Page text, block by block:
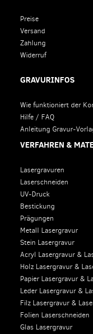
Preise
Versand
Zahlung
Widerruf
GRAVURINFOS
Wie funktioniert der
Hilfe / FAQ
Anleitung Gravur-
VERFAHREN &
Lasergravuren
Laserschneiden
UV-Druck
Bestickung
Prägungen
Metall Lasergravur
Stein Lasergravur
Acryl Lasergravur &
Holz Lasergravur &
Papier Lasergravur &
Leder Lasergravur &
Filz Lasergravur &
Folien Laserschneiden
Glas Lasergravur